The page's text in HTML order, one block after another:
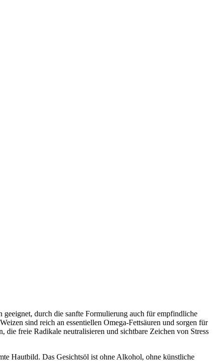
durch die sanfte Formulierung auch für empfindliche
sind reich an essentiellen Omega-Fettsäuren und sorgen für
freie Radikale neutralisieren und sichtbare Zeichen von Stress
Hautbild. Das Gesichtsöl ist ohne Alkohol, ohne künstliche